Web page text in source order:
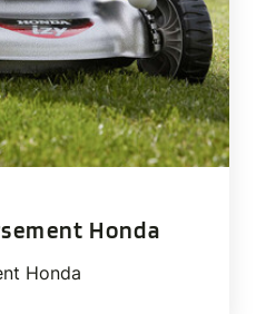
Honda
Honda